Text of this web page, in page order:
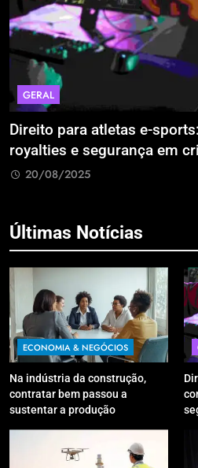
GERAL
Direito para atletas e-
royalties e segurança em
20/08/2025
Últimas Notícias
ECONOMIA & NEGÓCIOS
Na indústria da construção,
contratar bem passou a
sustentar a produção